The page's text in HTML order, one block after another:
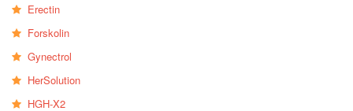
Erectin
Forskolin
Gynectrol
HerSolution
HGH-X2